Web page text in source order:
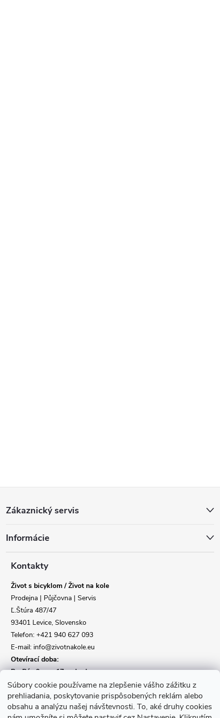
Súbory cookie používame na zlepšenie vášho zážitku z
prehliadania, poskytovanie prispôsobených reklám alebo
obsahu a analýzu našej návštevnosti. To, aké druhy cookies
p
Zákaznický servis
Informácie
Kontakty
Život s bicyklom / Život na kole
Prodejna | Půjčovna | Servis
Ľ.Štúra 487/47
93401 Levice, Slovensko
Telefon: +421 940 627 093
E-mail: info@zivotnakole.eu
Otevírací doba:
Po-Pá : 9,oo - 17,oo hod
So : 9,oo - 12,oo | Ne : Zavřeno
Kontaktní formulář